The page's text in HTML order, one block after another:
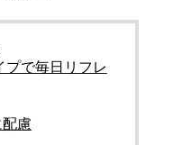
プで毎日リフレ
配慮